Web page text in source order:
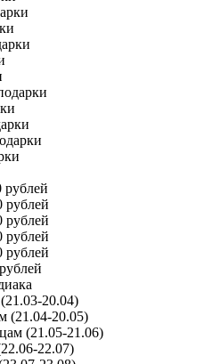
рублей
рублей
рублей
рублей
рублей
20.04)
(21.04-20.05)
(21.05-21.06)
22.07)